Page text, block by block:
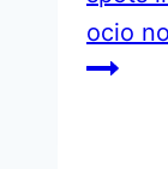
ocio